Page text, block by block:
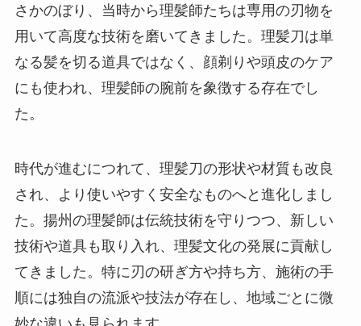
さかのぼり、当時から理髪師たちは専用の刃物を
用いて高度な技術を磨いてきました。理髪刀は単
なる髪を切る道具ではなく、顔剃りや頭皮のケア
にも使われ、理髪師の腕前を象徴する存在でし
た。
時代が進むにつれて、理髪刀の形状や材質も改良
され、より使いやすく安全なものへと進化しまし
た。揚州の理髪師は伝統技術を守りつつ、新しい
技術や道具も取り入れ、理髪文化の発展に貢献し
てきました。特に刃の研ぎ方や持ち方、施術の手
順には独自の流派や技法が存在し、地域ごとに微